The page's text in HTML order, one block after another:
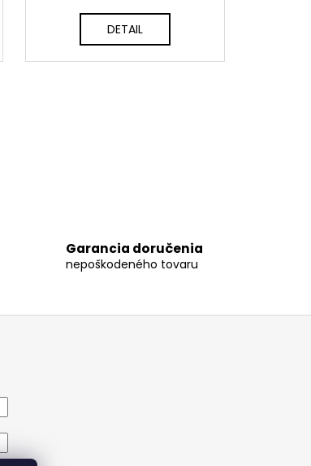
DETAIL
Garancia doručenia
nepoškodeného tovaru